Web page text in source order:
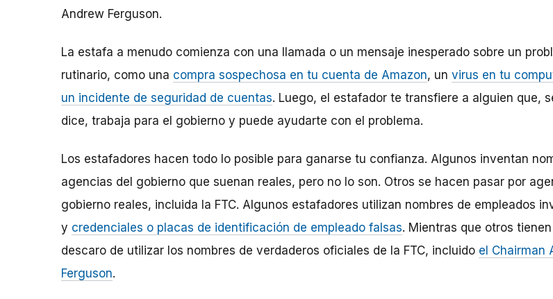
Andrew Ferguson.
La estafa a menudo comienza con una llamada o un mensaje inesperado sobre un
rutinario, como una compra sospechosa en tu cuenta de Amazon, un virus en tu
un incidente de seguridad de cuentas. Luego, el estafador te transfiere a alguien que,
dice, trabaja para el gobierno y puede ayudarte con el problema.
Los estafadores hacen todo lo posible para ganarse tu confianza. Algunos inventan
agencias del gobierno que suenan reales, pero no lo son. Otros se hacen pasar por
gobierno reales, incluida la FTC. Algunos estafadores utilizan nombres de empleados
y credenciales o placas de identificación de empleado falsas. Mientras que otros tienen
descaro de utilizar los nombres de verdaderos oficiales de la FTC, incluido el Chairman
Ferguson.